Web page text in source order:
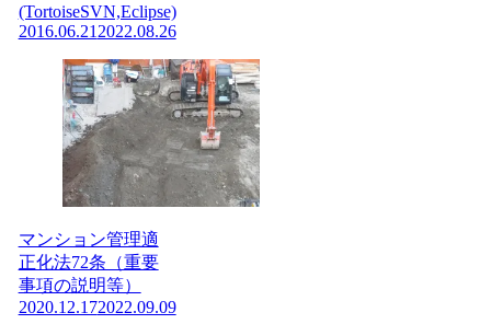
(TortoiseSVN,Eclipse)
2016.06.21 2022.08.26
マンション管理適
正化法72条（重要
事項の説明等）
2020.12.172022.09.09